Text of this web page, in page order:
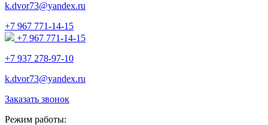
k.dvor73@yandex.ru
+7 967 771-14-15
+7 967 771-14-15
+7 937 278-97-10
k.dvor73@yandex.ru
Заказать звонок
Режим работы: